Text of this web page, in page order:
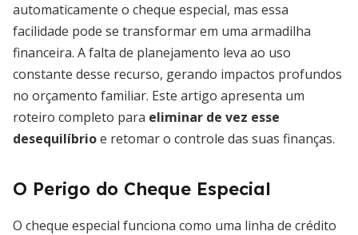
automaticamente o cheque especial, mas essa
facilidade pode se transformar em uma armadilha
financeira. A falta de planejamento leva ao uso
constante desse recurso, gerando impactos profundos
no orçamento familiar. Este artigo apresenta um
roteiro completo para eliminar de vez esse
desequilíbrioe retomar o controle das suas finanças.
O Perigo do Cheque Especial
O cheque especial funciona como uma linha de crédito